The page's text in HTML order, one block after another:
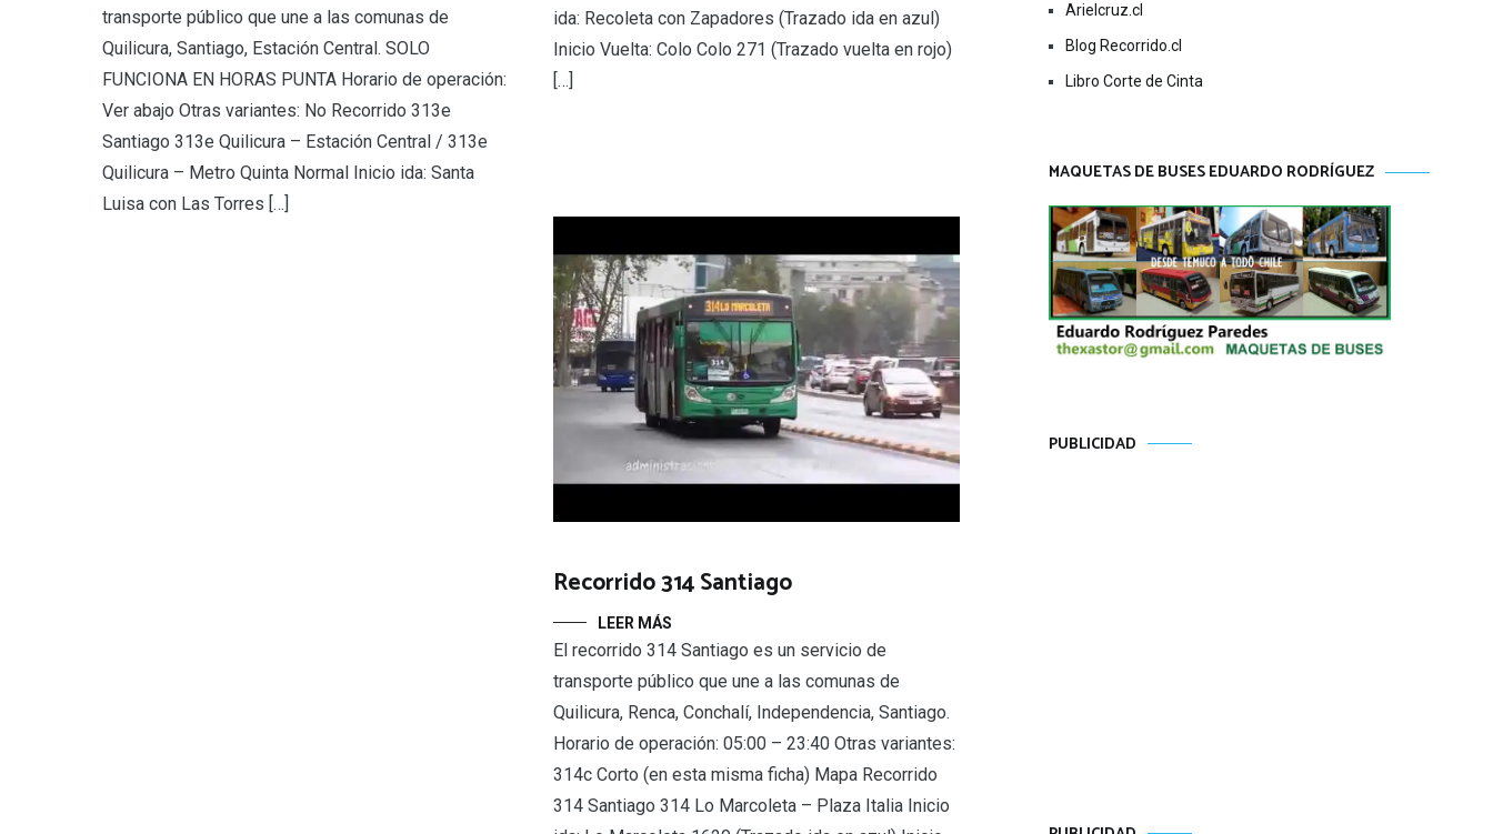
ida: Recoleta con Zapadores (Trazado ida en azul)
Inicio Vuelta: Colo Colo 271 (Trazado vuelta en rojo)
[…]
transporte público que une a las comunas de
Quilicura, Santiago, Estación Central. SOLO
FUNCIONA EN HORAS PUNTA Horario de operación:
Ver abajo Otras variantes: No Recorrido 313e
Santiago 313e Quilicura – Estación Central / 313e
Quilicura – Metro Quinta Normal Inicio ida: Santa
Luisa con Las Torres […]
Recorrido 314 Santiago
LEER MÁS
El recorrido 314 Santiago es un servicio de
transporte público que une a las comunas de
Quilicura, Renca, Conchalí, Independencia, Santiago.
Horario de operación: 05:00 – 23:40 Otras variantes:
314c Corto (en esta misma ficha) Mapa Recorrido
314 Santiago 314 Lo Marcoleta – Plaza Italia Inicio
Arielcruz.cl
Blog Recorrido.cl
Libro Corte de Cinta
MAQUETAS DE BUSES EDUARDO RODRÍGUEZ
PUBLICIDAD